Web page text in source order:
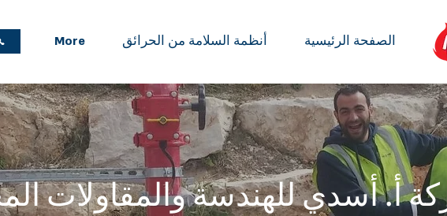
الصفحة الرئيسية أنظمة السلامة من الحرائق More
أ. أسدي للهندسة والمقاولات